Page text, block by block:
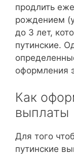
продлить
рождением
до 3 лет,
путинские.
оформления
Как
выплаты
Для того
путинские